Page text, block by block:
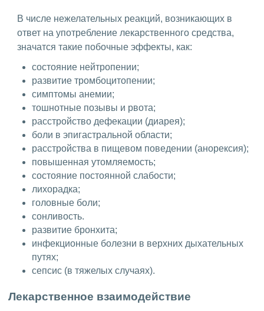
В числе нежелательных реакций, возникающих в
ответ на употребление лекарственного средства,
значатся такие побочные эффекты, как:
состояние нейтропении;
развитие тромбоцитопении;
симптомы анемии;
тошнотные позывы и рвота;
расстройство дефекации (диарея);
боли в эпигастральной области;
расстройства в пищевом поведении (анорексия);
повышенная утомляемость;
состояние постоянной слабости;
лихорадка;
головные боли;
сонливость.
развитие бронхита;
инфекционные болезни в верхних дыхательных
путях;
сепсис (в тяжелых случаях).
Лекарственное взаимодействие